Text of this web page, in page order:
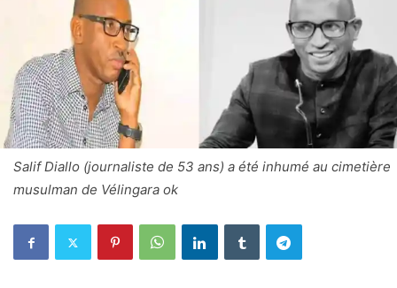
Salif Diallo (journaliste de 53 ans) a été inhumé au cimetière
musulman de Vélingara ok